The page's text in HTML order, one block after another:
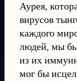
Аурея,
вирусов
каждого
людей, мы бы
из их
мог бы